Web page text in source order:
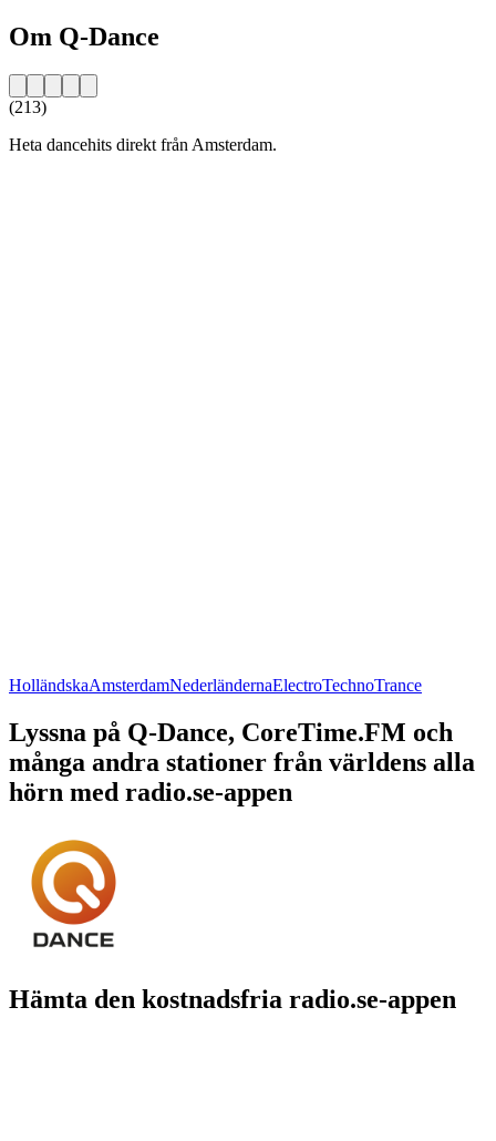
Om Q-Dance
(213)
Heta dancehits direkt från Amsterdam.
HolländskaAmsterdamNederländernaElectroTechnoTrance
Lyssna på Q-Dance, CoreTime.FM och
många andra stationer från världens alla
hörn med radio.se-appen
Hämta den kostnadsfria radio.se-appen